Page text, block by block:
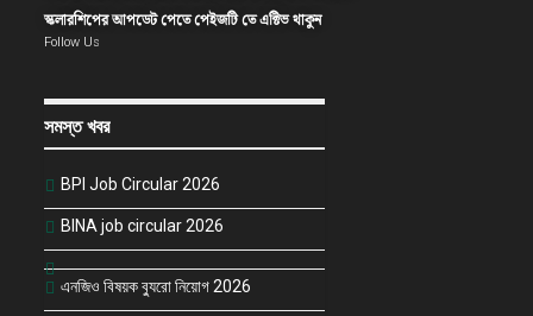
স্কলারশিপের আপডেট পেতে পেইজটি তে এক্টিভ থাকুন
Follow Us
সমস্ত খবর
BPI Job Circular 2026
BINA job circular 2026
এনজিও বিষয়ক ব্যুরো নিয়োগ 2026